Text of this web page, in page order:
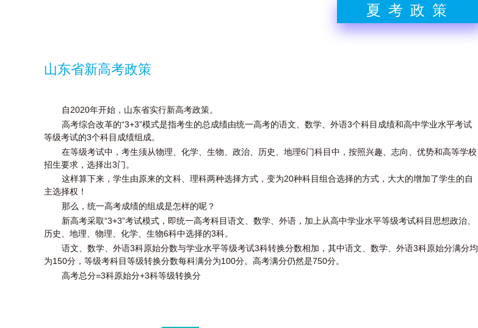
夏考政策
山东省新高考政策
自2020年开始，山东省实行新高考政策。
高考综合改革的“3+3”模式是指考生的总成绩由统一高考的语文、数学、外语3个科目成绩和高中学业水平考试
等级考试的3个科目成绩组成。
在等级考试中，考生须从物理、化学、生物、政治、历史、地理6门科目中，按照兴趣、志向、优势和高等学校
招生要求，选择出3门。
这样算下来，学生由原来的文科、理科两种选择方式，变为20种科目组合选择的方式，大大的增加了学生的自
主选择权！
那么，统一高考成绩的组成是怎样的呢？
新高考采取“3+3”考试模式，即统一高考科目语文、数学、外语，加上从高中学业水平等级考试科目思想政治、
历史、地理、物理、化学、生物6科中选择的3科。
语文、数学、外语3科原始分数与学业水平等级考试3科转换分数相加，其中语文、数学、外语3科原始分满分均
为150分，等级考科目等级转换分数每科满分为100分。高考满分仍然是750分。
高考总分=3科原始分+3科等级转换分